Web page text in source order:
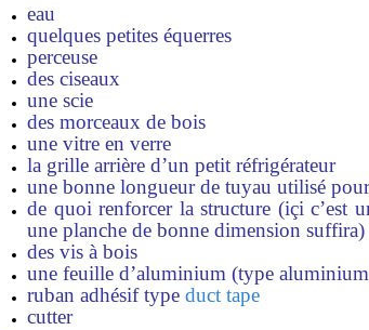
eau
quelques petites équerres
perceuse
des ciseaux
une scie
des morceaux de bois
une vitre en verre
la grille arrière d’un petit réfrigérateur
une bonne longueur de tuyau utilisé
de quoi renforcer la structure (içi c’est
une planche de bonne dimension suffira)
des vis à bois
une feuille d’aluminium (type
ruban adhésif type duct tape
cutter